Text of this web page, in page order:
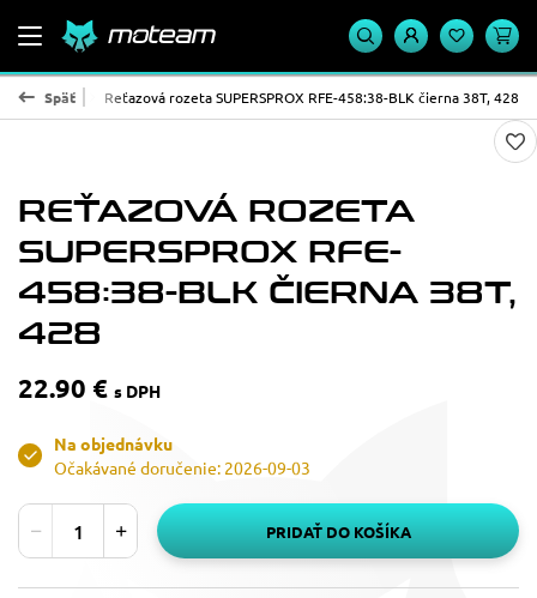
Späť
- oceľ Reťazová rozeta SUPERSPROX RFE-458:38-BLK čierna 38T, 428
REŤAZOVÁ ROZETA
SUPERSPROX RFE-
458:38-BLK ČIERNA 38T,
428
22.90 € s DPH
Na objednávku
Očakávané doručenie: 2026-09-03
PRIDAŤ DO KOŠÍKA